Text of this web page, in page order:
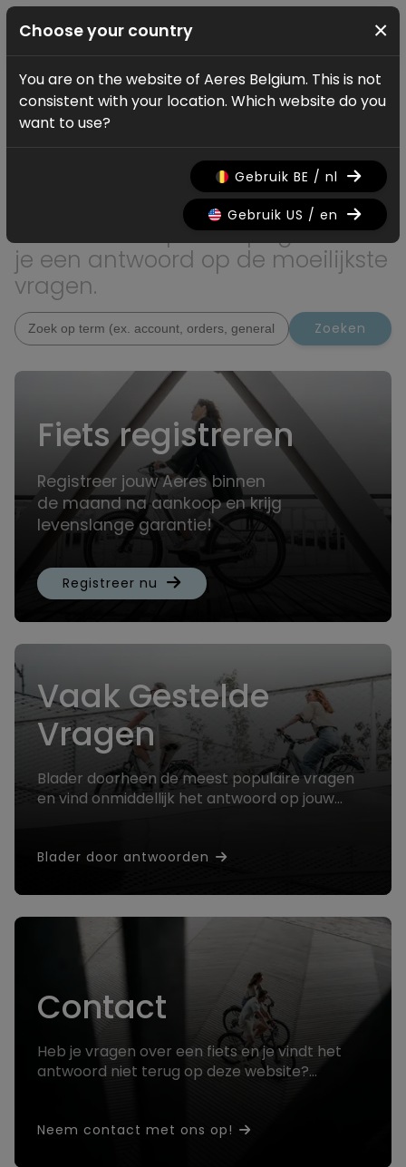
Service
Hoe kunnen we jou
Ben je op zoek naar extra
informatie? Op deze pagina vind
je een antwoord op de moeilijkste
vragen.
Zoeken
Fiets registreren
Registreer jouw Aeres binnen
de maand na aankoop en krijg
levenslange garantie!
Registreer nu
Vaak Gestelde
Vragen
Blader doorheen de meest populaire vragen
en vind onmiddellijk het antwoord op jouw
Blader door antwoorden
Contact
Heb je vragen over een fiets en je vindt het
antwoord niet terug op deze website?
Neem contact met ons op!
Choose your country ×
You are on the website of Aeres Belgium. This is not
consistent with your location. Which website do you
want to use?
Gebruik BE / nl
Gebruik US / en